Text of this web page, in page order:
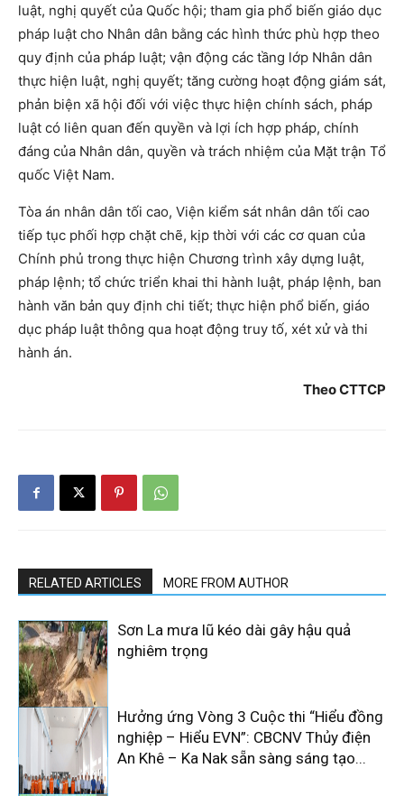
luật, nghị quyết của Quốc hội; tham gia phổ biến giáo dục
pháp luật cho Nhân dân bằng các hình thức phù hợp theo
quy định của pháp luật; vận động các tầng lớp Nhân dân
thực hiện luật, nghị quyết; tăng cường hoạt động giám sát,
phản biện xã hội đối với việc thực hiện chính sách, pháp
luật có liên quan đến quyền và lợi ích hợp pháp, chính
đáng của Nhân dân, quyền và trách nhiệm của Mặt trận Tổ
quốc Việt Nam.
Tòa án nhân dân tối cao, Viện kiểm sát nhân dân tối cao
tiếp tục phối hợp chặt chẽ, kịp thời với các cơ quan của
Chính phủ trong thực hiện Chương trình xây dựng luật,
pháp lệnh; tổ chức triển khai thi hành luật, pháp lệnh, ban
hành văn bản quy định chi tiết; thực hiện phổ biến, giáo
dục pháp luật thông qua hoạt động truy tố, xét xử và thi
hành án.
Theo CTTCP
RELATED ARTICLES MORE FROM AUTHOR
Sơn La mưa lũ kéo dài gây hậu quả
nghiêm trọng
Hưởng ứng Vòng 3 Cuộc thi “Hiểu đồng
nghiệp – Hiểu EVN”: CBCNV Thủy điện
An Khê – Ka Nak sẵn sàng sáng tạo...